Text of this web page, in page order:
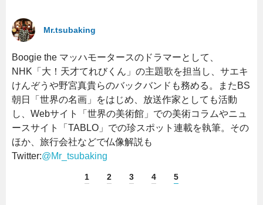
Mr.tsubaking
Boogie the マッハモータースのドラマーとして、
NHK「大！天才てれびくん」の主題歌を担当し、サエキ
けんぞうや野宮真貴らのバックバンドも務める。またBS
朝日「世界の名画」をはじめ、放送作家としても活動
し、Webサイト「世界の美術館」での美術コラムやニュ
ースサイト「TABLO」での珍スポット連載を執筆。その
ほか、旅行会社などで仏像解説も
Twitter:@Mr_tsubaking
1 2 3 4 5